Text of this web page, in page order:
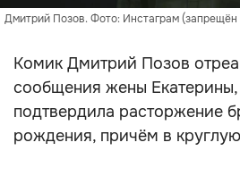
Дмитрий Позов. Фото: Инстаграм
Комик Дмитрий Позов
сообщения жены Екатерины,
подтвердила расторжение
рождения, причём в